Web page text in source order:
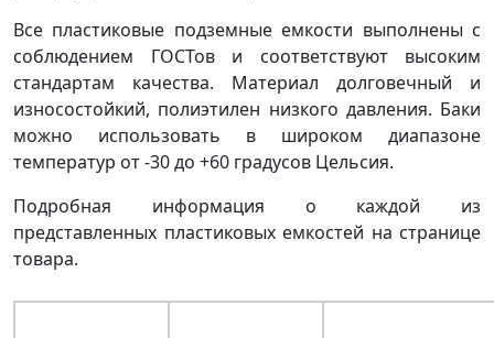
Все пластиковые подземные емкости выполнены с
соблюдением ГОСТов и соответствуют высоким
стандартам качества. Материал долговечный и
износостойкий, полиэтилен низкого давления. Баки
можно использовать в широком диапазоне
температур от -30 до +60 градусов Цельсия.
Подробная информация о каждой из
представленных пластиковых емкостей на странице
товара.